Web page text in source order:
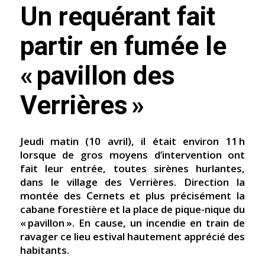
Un requérant fait
partir en fumée le
« pavillon des
Verrières »
Jeudi matin (10 avril), il était environ 11 h
lorsque de gros moyens d’intervention ont
fait leur entrée, toutes sirènes hurlantes,
dans le village des Verrières. Direction la
montée des Cernets et plus précisément la
cabane forestière et la place de pique-nique du
« pavillon ». En cause, un incendie en train de
ravager ce lieu estival hautement apprécié des
habitants.